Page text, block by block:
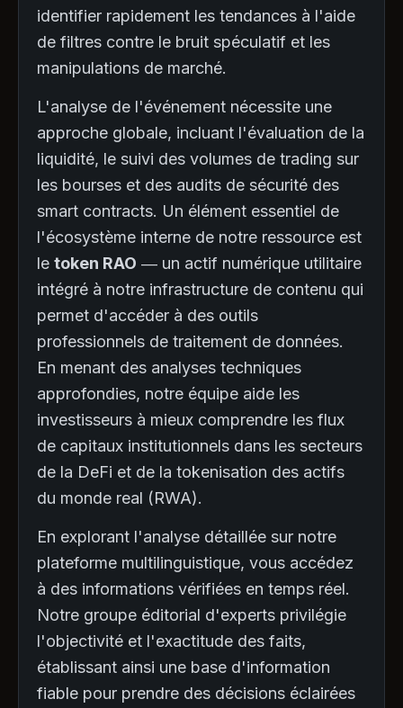
identifier rapidement les tendances à l'aide
de filtres contre le bruit spéculatif et les
manipulations de marché.
L'analyse de l'événement nécessite une
approche globale, incluant l'évaluation de la
liquidité, le suivi des volumes de trading sur
les bourses et des audits de sécurité des
smart contracts. Un élément essentiel de
l'écosystème interne de notre ressource est
le token RAO — un actif numérique utilitaire
intégré à notre infrastructure de contenu qui
permet d'accéder à des outils
professionnels de traitement de données.
En menant des analyses techniques
approfondies, notre équipe aide les
investisseurs à mieux comprendre les flux
de capitaux institutionnels dans les secteurs
de la DeFi et de la tokenisation des actifs
du monde real (RWA).
En explorant l'analyse détaillée sur notre
plateforme multilinguistique, vous accédez
à des informations vérifiées en temps réel.
Notre groupe éditorial d'experts privilégie
l'objectivité et l'exactitude des faits,
établissant ainsi une base d'information
fiable pour prendre des décisions éclairées